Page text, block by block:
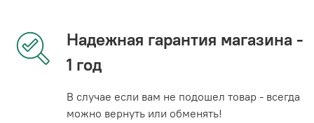
Надежная гарантия магазина -
1 год
В случае если вам не подошел товар - всегда
можно вернуть или обменять!